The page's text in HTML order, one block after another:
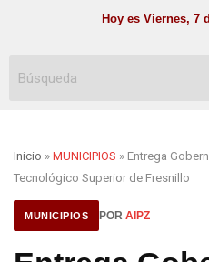
Hoy es Viernes, 7
Inicio » MUNICIPIOS » Entrega
Tecnológico Superior de Fresnillo
MUNICIPIOS POR AIPZ